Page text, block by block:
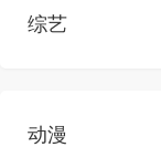
综艺
动漫